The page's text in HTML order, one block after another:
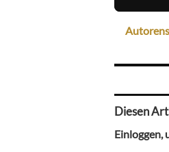
Diesen
Einloggen,